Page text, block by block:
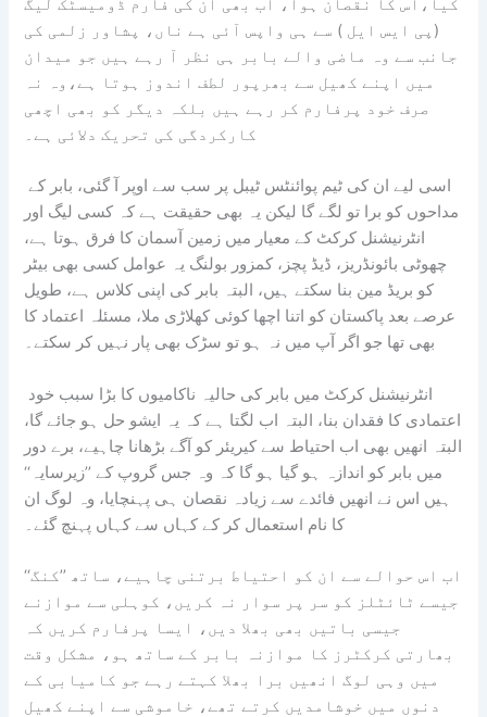
کیا،اس کا نقصان ہوا، اب بھی ان کی فارم ڈومیسٹک لیگ
(پی ایس ایل ) سے ہی واپس آئی ہے ناں، پشاور زلمی کی
جانب سے وہ ماضی والے بابر ہی نظر آ رہے ہیں جو میدان
میں اپنے کھیل سے بھرپور لطف اندوز ہوتا ہے،وہ نہ
صرف خود پرفارم کر رہے ہیں بلکہ دیگر کو بھی اچھی
کارکردگی کی تحریک دلائی ہے۔
اسی لیے ان کی ٹیم پوائنٹس ٹیبل پر سب سے اوپر آ گئی، بابر کے
مداحوں کو برا تو لگے گا لیکن یہ بھی حقیقت ہے کہ کسی لیگ اور
انٹرنیشنل کرکٹ کے معیار میں زمین آسمان کا فرق ہوتا ہے،
چھوٹی بائونڈریز، ڈیڈ پچز، کمزور بولنگ یہ عوامل کسی بھی بیٹر
کو بریڈ مین بنا سکتے ہیں، البتہ بابر کی اپنی کلاس ہے، طویل
عرصے بعد پاکستان کو اتنا اچھا کوئی کھلاڑی ملا، مسئلہ اعتماد کا
بھی تھا جو اگر آپ میں نہ ہو تو سڑک بھی پار نہیں کر سکتے۔
اعتمادی کا فقدان بنا، البتہ اب لگتا ہے کہ یہ ایشو حل ہو جائے گا،
البتہ انھیں بھی اب احتیاط سے کیریئر کو آگے بڑھانا چاہیے، برے دور
میں بابر کو اندازہ ہو گیا ہو گا کہ وہ جس گروپ کے ’’زیرسایہ‘‘
ہیں اس نے انھیں فائدے سے زیادہ نقصان ہی پہنچایا، وہ لوگ ان
کا نام استعمال کر کے کہاں سے کہاں پہنچ گئے۔
اب اس حوالے سے ان کو احتیاط برتنی چاہیے، ساتھ ’’کنگ‘‘
جیسے ٹائٹلز کو سر پر سوار نہ کریں، کوہلی سے موازنے
جیسی باتیں بھی بھلا دیں، ایسا پرفارم کریں کہ
بھارتی کرکٹرز کا موازنہ بابر کے ساتھ ہو، مشکل وقت
میں وہی لوگ انھیں برا بھلا کہتے رہے جو کامیابی کے
دنوں میں خوشامدیں کرتے تھے، خاموشی سے اپنے کھیل